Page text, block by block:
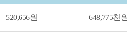
520,656원 648,775천원